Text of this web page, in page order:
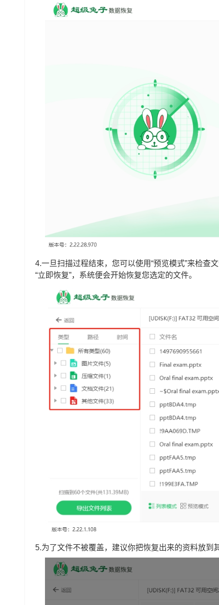
4.一旦扫描过程结束，您可以使用“预览模式”来检查
“立即恢复”，系统便会开始恢复您选定的文件。
5.为了文件不被覆盖，建议你把恢复出来的资料放到